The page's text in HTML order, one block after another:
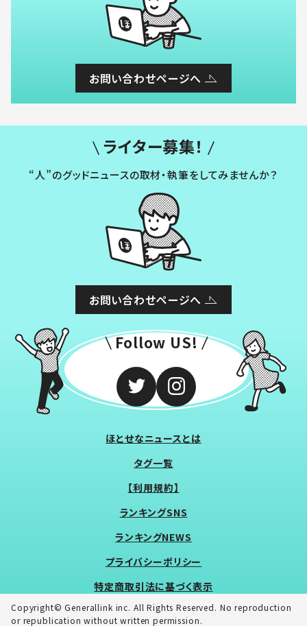
お問い合わせページへ
ライター募集！
“人”のグッドニュースの取材・執筆をしてみませんか？
お問い合わせページへ
Follow US!
ほとせなニュースとは
タグ一覧
【利用規約】
ランキングSNS
ランキングNEWS
プライバシーポリシー
特定商取引法に基づく表示
Copyright© Generallink inc. All Rights Reserved. No reproduction
or republication without written permission.